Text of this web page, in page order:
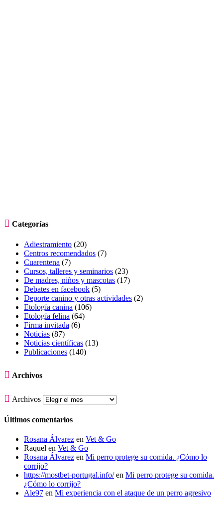
 Categorías
Adiestramiento (20)
Centros recomendados (7)
Cuarentena (7)
Cursos, talleres y seminarios (23)
De madres, niños y mascotas (17)
Debates en facebook (5)
Deporte canino y otras actividades (2)
Etología canina (106)
Etología felina (64)
Firma invitada (6)
Noticias (87)
Noticias científicas (13)
Publicaciones (140)
 Archivos
 Archivos
Últimos comentarios
Rosana Álvarez en Vet & Go
Raquel en Vet & Go
Rosana Álvarez en Mi perro protege su comida. ¿Cómo lo
corrijo?
https://mostbet-portugal.info/en Mi perro protege su comida.
¿Cómo lo corrijo?
Ale97 en Mi experiencia con el ataque de un perro agresivo